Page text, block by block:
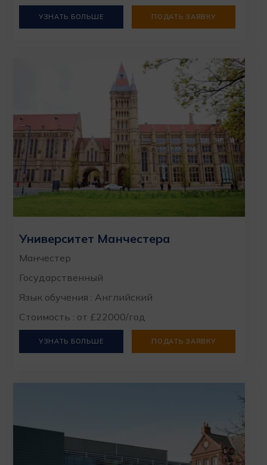
УЗНАТЬ БОЛЬШЕ ПОДАТЬ ЗАЯВКУ
Университет Манчестера
Манчестер
Государственный
Язык обучения : Английский
Стоимость : от £22000/год
УЗНАТЬ БОЛЬШЕ ПОДАТЬ ЗАЯВКУ